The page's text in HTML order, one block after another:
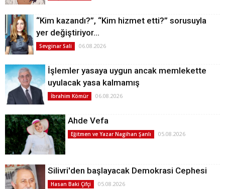
“Kim kazandı?”, “Kim hizmet etti?” sorusuyla
yer değiştiriyor…
Sevginar Sali 06.08.2026
İşlemler yasaya uygun ancak memlekette
uyulacak yasa kalmamış
İbrahim Kömür 06.08.2026
Ahde Vefa
Eğitmen ve Yazar Nagihan Şanlı 05.08.2026
Silivri'den başlayacak Demokrasi Cephesi
Hasan Baki Çifçi 05.08.2026